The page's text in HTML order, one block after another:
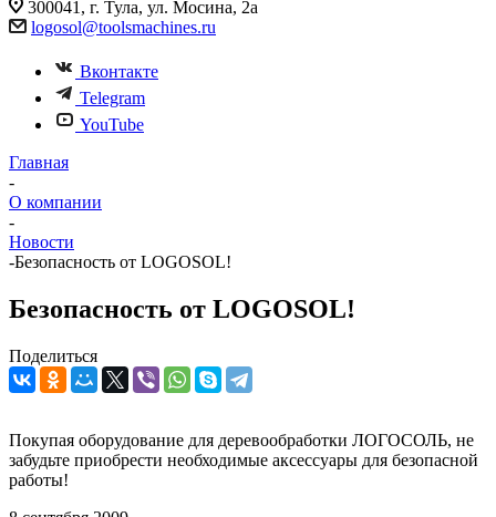
300041, г. Тула, ул. Мосина, 2а
logosol@toolsmachines.ru
Вконтакте
Telegram
YouTube
Главная
-
О компании
-
Новости
-Безопасность от LOGOSOL!
Безопасность от LOGOSOL!
Поделиться
Покупая оборудование для деревообработки ЛОГОСОЛЬ, не
забудьте приобрести необходимые аксессуары для безопасной
работы!